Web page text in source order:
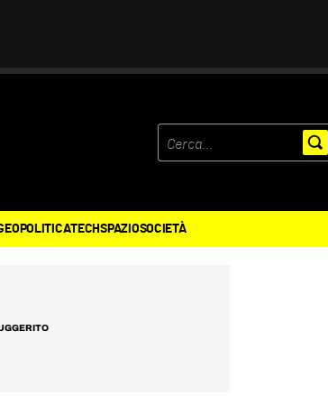
TECHSPAZIOSOCIETÀ